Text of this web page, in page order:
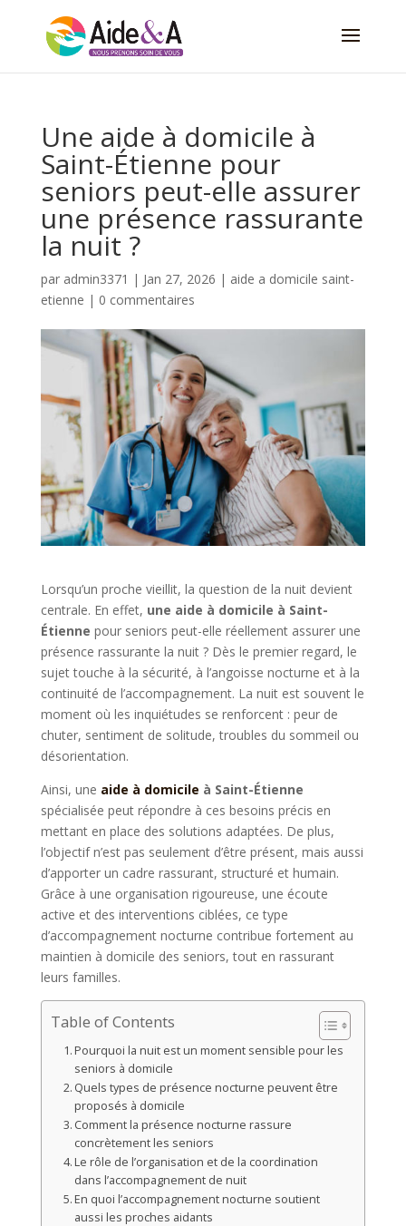
Une aide à domicile à
Saint-Étienne pour
seniors peut-elle assurer
une présence rassurante
la nuit ?
par admin3371 | Jan 27, 2026 | aide a domicile saint-
etienne | 0 commentaires
Lorsqu’un proche vieillit, la question de la nuit devient
centrale. En effet, une aide à domicile à Saint-
Étienne pour seniors peut-elle réellement assurer une
présence rassurante la nuit ? Dès le premier regard, le
sujet touche à la sécurité, à l’angoisse nocturne et à la
continuité de l’accompagnement. La nuit est souvent le
moment où les inquiétudes se renforcent : peur de
chuter, sentiment de solitude, troubles du sommeil ou
désorientation.
Ainsi, une aide à domicile à Saint-Étienne
spécialisée peut répondre à ces besoins précis en
mettant en place des solutions adaptées. De plus,
l’objectif n’est pas seulement d’être présent, mais aussi
d’apporter un cadre rassurant, structuré et humain.
Grâce à une organisation rigoureuse, une écoute
active et des interventions ciblées, ce type
d’accompagnement nocturne contribue fortement au
maintien à domicile des seniors, tout en rassurant
leurs familles.
Table of Contents
Pourquoi la nuit est un moment sensible pour les
seniors à domicile
Quels types de présence nocturne peuvent être
proposés à domicile
Comment la présence nocturne rassure
concrètement les seniors
Le rôle de l’organisation et de la coordination
dans l’accompagnement de nuit
En quoi l’accompagnement nocturne soutient
aussi les proches aidants